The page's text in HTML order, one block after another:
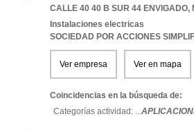
CALLE 40 40 B SUR 44 ENVIGADO,
Instalaciones electricas
SOCIEDAD POR ACCIONES
Ver empresa Ver en mapa
Coincidencias en la búsqueda de:
Categorías actividad: ...